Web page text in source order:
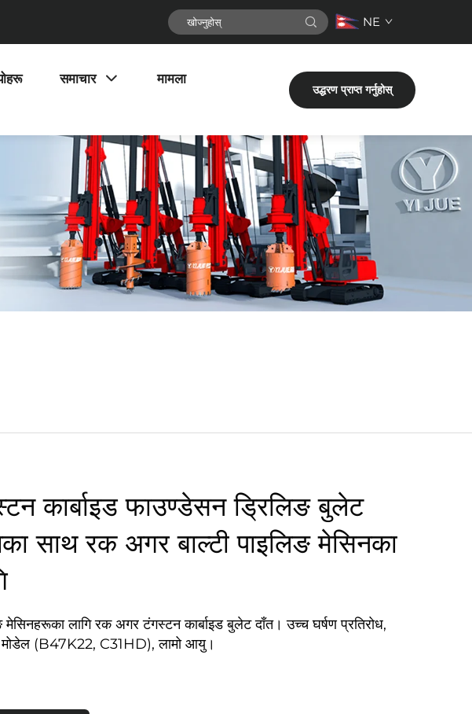
NE
समाचार
मामला
उद्धरण प्राप्त गर्नुहोस्
कार्बाइड फाउण्डेसन ड्रिलिङ बुलेट
साथ रक अगर बाल्टी पाइलिङ मेसिनका
मेसिनहरूका लागि रक अगर टंगस्टन कार्बाइड बुलेट दाँत। उच्च घर्षण प्रतिरोध,
मोडेल (B47K22, C31HD), लामो आयु।